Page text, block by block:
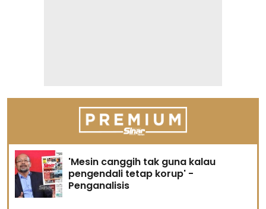
'Mesin canggih tak guna kalau
pengendali tetap korup' -
Penganalisis